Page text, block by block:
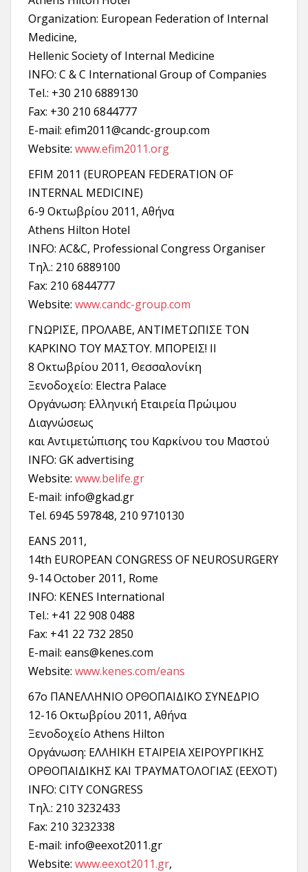
Organization: European Federation of Internal
Medicine,
Hellenic Society of Internal Medicine
INFO: C & C International Group of Companies
Tel.: +30 210 6889130
Fax: +30 210 6844777
E-mail: efim2011@candc-group.com
Website: www.efim2011.org
EFIM 2011 (EUROPEAN FEDERATION OF
INTERNAL MEDICINE)
6-9 Οκτωβρίου 2011, Αθήνα
Athens Hilton Hotel
ΙΝFO: AC&C, Professional Congress Organiser
Tηλ.: 210 6889100
Fax: 210 6844777
Website: www.candc-group.com
ΓΝΩΡΙΣΕ, ΠΡΟΛΑΒΕ, ΑΝΤΙΜΕΤΩΠΙΣΕ ΤΟΝ
ΚΑΡΚΙΝΟ ΤΟΥ ΜΑΣΤΟΥ. ΜΠΟΡΕΙΣ! II
8 Οκτωβρίου 2011, Θεσσαλονίκη
Ξενοδοχείο: Electra Palace
Οργάνωση: Ελληνική Εταιρεία Πρώιμου
Διαγνώσεως
και Αντιμετώπισης του Καρκίνου του Μαστού
INFO: GK advertising
Website: www.belife.gr
E-mail: info@gkad.gr
Tel. 6945 597848, 210 9710130
EANS 2011,
14th EUROPEAN CONGRESS OF NEUROSURGERY
9-14 Οctober 2011, Rome
INFO: KENES International
Tel.: +41 22 908 0488
Fax: +41 22 732 2850
E-mail: eans@kenes.com
Website: www.kenes.com/eans
67ο ΠΑΝΕΛΛΗΝΙΟ ΟΡΘΟΠΑΙΔΙΚΟ ΣΥΝΕΔΡΙΟ
12-16 Οκτωβρίου 2011, Αθήνα
Ξενοδοχείο Αthens Hilton
Oργάνωση: ΕΛΛΗΙΚΗ ΕΤΑΙΡΕΙΑ ΧΕΙΡΟΥΡΓΙΚΗΣ
ΟΡΘΟΠΑΙΔΙΚΗΣ ΚΑΙ ΤΡΑΥΜΑΤΟΛΟΓΙΑΣ (ΕΕΧΟΤ)
INFO: CITY CONGRESS
Τηλ.: 210 3232433
Fax: 210 3232338
E-mail: info@eexot2011.gr
Website: www.eexot2011.gr,